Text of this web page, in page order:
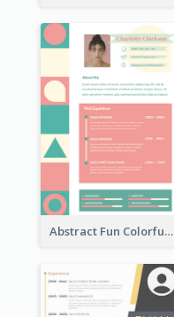
Abstract Fun Colorful Resume